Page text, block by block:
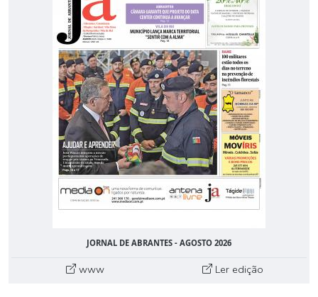
JORNAL DE ABRANTES - AGOSTO 2026
www Ler edição